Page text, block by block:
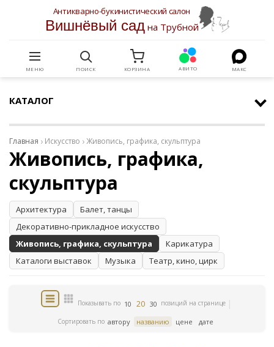
Антикварно-букинистический салон
Вишнёвый садна Трубной
МЕНЮ ПОИСК КОРЗИНА АВИТО МАКС
КАТАЛОГ
Главная Искусство Живопись, графика, скульптура
Живопись, графика,
скульптура
Архитектура
Балет, танцы
Декоративно-прикладное искусство
Живопись, графика, скульптура
Карикатура
Каталоги выставок
Музыка Театр, кино, цирк
Показывать по 10 20 30 позиций на странице
Сортировать по автору названию цене дате